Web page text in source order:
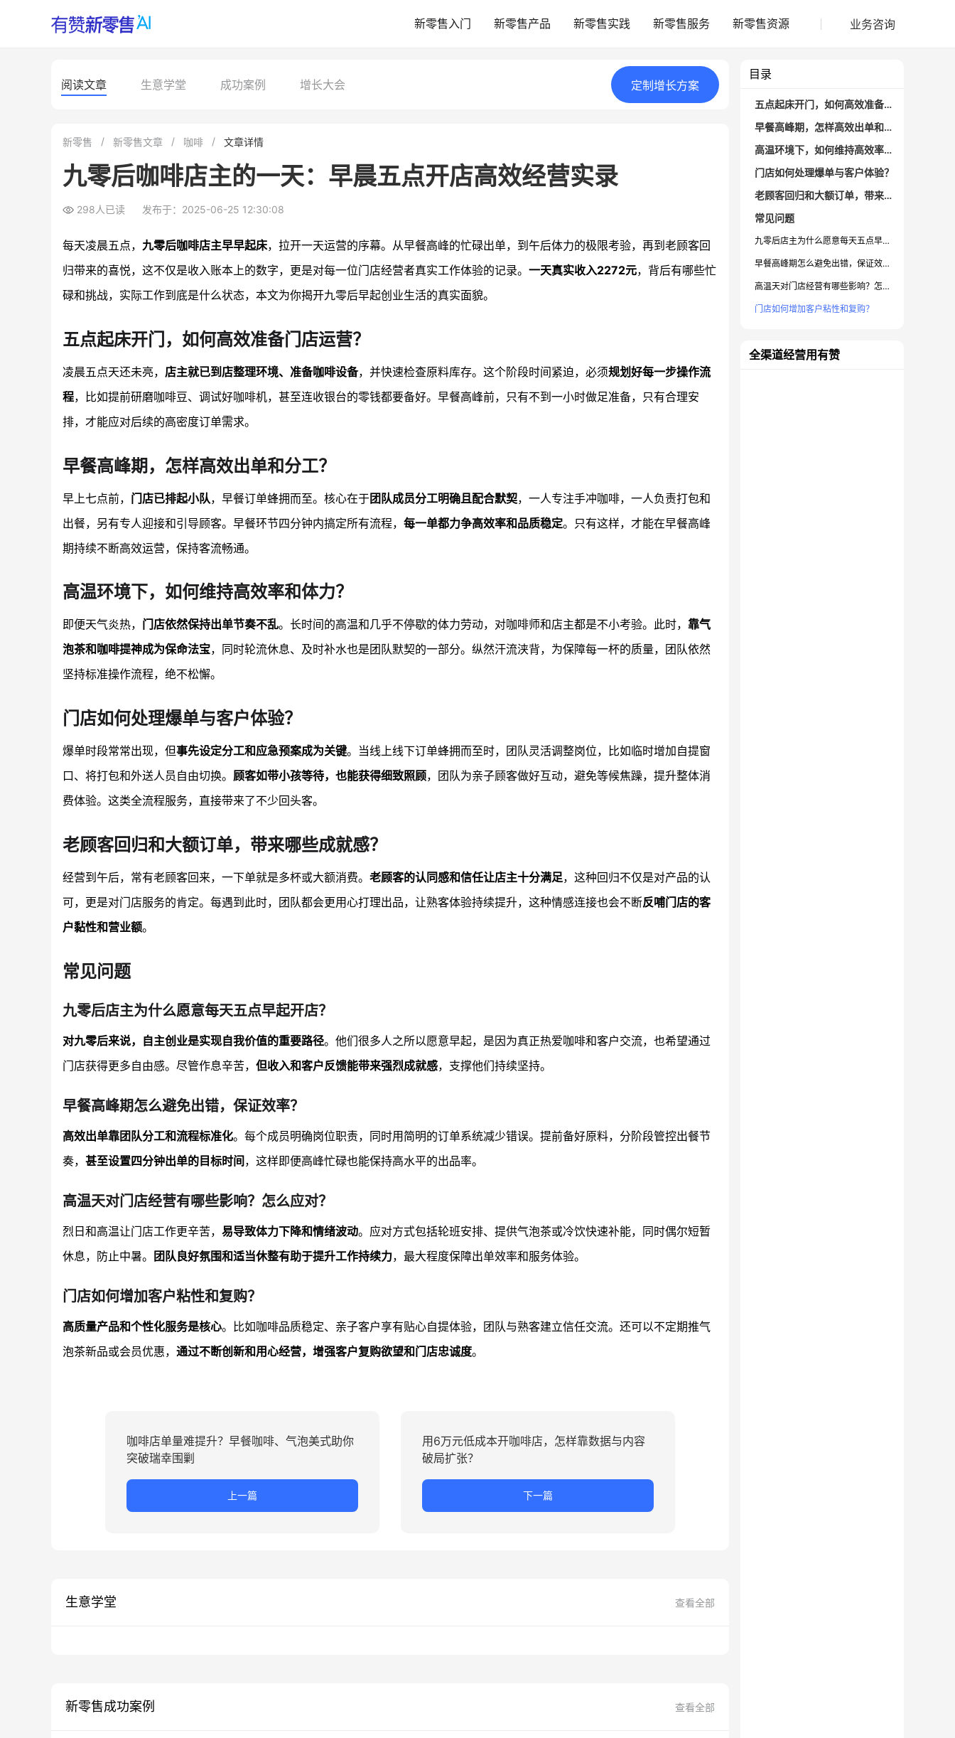
新零售入门 新零售产品 新零售实践 新零售服务 新零售资源 业务咨询
阅读文章 生意学堂 成功案例 增长大会 定制 增长方案
新零售 新零售文章 咖啡 文章详情
九零后咖啡店主的一天：早晨五点开店高效经营实录
298人已读 发布于：2025-06-25 12:30:08
每天凌晨五点， 九零后咖啡店主早早起床，拉开一天运营的序幕。从早餐高峰的忙碌出单，到午后体力的极限考验，再到老顾客回
归带来的喜悦，这不仅是收入账本上的数字，更是对每一位门店经营者真实工作体验的记录。 一天真实收入2272元，背后有哪些忙
碌和挑战，实际工作到底是什么状态，本文为你揭开九零后早起创业生活的真实面貌。
五点起床开门，如何高效准备门店运营？
凌晨五点天还未亮， 店主就已到店整理环境、准备咖啡设备，并快速检查原料库存。这个阶段时间紧迫，必须规划好每一步操作流
程，比如提前研磨咖啡豆、调试好咖啡机，甚至连收银台的零钱都要备好。早餐高峰前，只有不到一小时做足准备，只有合理安
排，才能应对后续的高密度订单需求。
早餐高峰期，怎样高效出单和分工？
早上七点前， 门店已排起小队，早餐订单蜂拥而至。核心在于团队成员分工明确且配合默契，一人专注手冲咖啡，一人负责打包和
出餐，另有专人迎接和引导顾客。早餐环节四分钟内搞定所有流程， 每一单都力争高效率和品质稳定。只有这样，才能在早餐高峰
期持续不断高效运营，保持客流畅通。
高温环境下，如何维持高效率和体力？
即便天气炎热， 门店依然保持出单节奏不乱。长时间的高温和几乎不停歇的体力劳动，对咖啡师和店主都是不小考验。此时， 靠气
泡茶和咖啡提神成为保命法宝，同时轮流休息、及时补水也是团队默契的一部分。纵然汗流浃背，为保障每一杯的质量，团队依然
坚持标准操作流程，绝不松懈。
门店如何处理爆单与客户体验？
爆单时段常常出现，但事先设定分工和应急预案成为关键。当线上线下订单蜂拥而至时，团队灵活调整岗位，比如临时增加自提窗
口、将打包和外送人员自由切换。 顾客如带小孩等待，也能获得细致照顾，团队为亲子顾客做好互动，避免等候焦躁，提升整体消
费体验。这类全流程服务，直接带来了不少回头客。
老顾客回归和大额订单，带来哪些成就感？
经营到午后，常有老顾客回来，一下单就是多杯或大额消费。 老顾客的认同感和信任让店主十分满足，这种回归不仅是对产品的认
可，更是对门店服务的肯定。每遇到此时，团队都会更用心打理出品，让熟客体验持续提升，这种情感连接也会不断反哺门店的客
户黏性和营业额。
常见问题
九零后店主为什么愿意每天五点早起开店？
对九零后来说，自主创业是实现自我价值的重要路径。他们很多人之所以愿意早起，是因为真正热爱咖啡和客户交流，也希望通过
门店获得更多自由感。尽管作息辛苦， 但收入和客户反馈能带来强烈成就感，支撑他们持续坚持。
早餐高峰期怎么避免出错，保证效率？
高效出单靠团队分工和流程标准化。每个成员明确岗位职责，同时用简明的订单系统减少错误。提前备好原料，分阶段管控出餐节
奏， 甚至设置四分钟出单的目标时间，这样即便高峰忙碌也能保持高水平的出品率。
高温天对门店经营有哪些影响？怎么应对？
烈日和高温让门店工作更辛苦， 易导致体力下降和情绪波动。应对方式包括轮班安排、提供气泡茶或冷饮快速补能，同时偶尔短暂
休息，防止中暑。 团队良好氛围和适当休整有助于提升工作持续力，最大程度保障出单效率和服务体验。
门店如何增加客户粘性和复购？
高质量产品和个性化服务是核心。比如咖啡品质稳定、亲子客户享有贴心自提体验，团队与熟客建立信任交流。还可以不定期推气
泡茶新品或会员优惠， 通过不断创新和用心经营，增强客户复购欲望和门店忠诚度。
咖啡店单量难提升？早餐咖啡、气泡美式助你
突破瑞幸围剿
上一篇
用6万元低成本开咖啡店，怎样靠数据与内容
破局扩张？
下一篇
生意学堂 查看全部
新零售成功案例 查看全部
目录
五点起床开门，如何高效准备门店运营？
早餐高峰期，怎样高效出单和分工？
高温环境下，如何维持高效率和体力？
门店如何处理爆单与客户体验？
老顾客回归和大额订单，带来哪些成就感？
常见问题
九零后店主为什么愿意每天五点早起开店？
早餐高峰期怎么避免出错，保证效率？
高温天对门店经营有哪些影响？怎么应对？
门店如何增加客户粘性和复购？
全渠道经营用有赞